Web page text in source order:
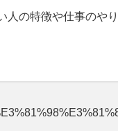
人の特徴や仕事のや